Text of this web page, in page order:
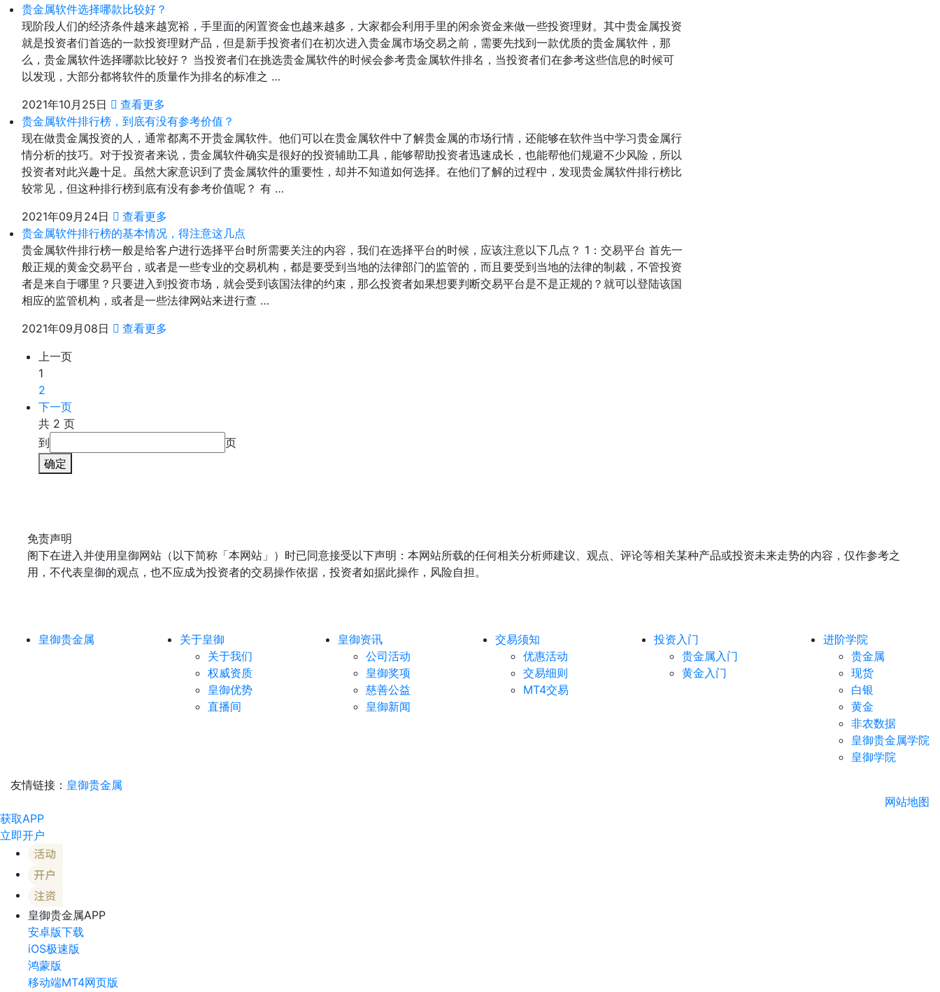
贵金属软件选择哪款比较好？
现阶段人们的经济条件越来越宽裕，手里面的闲置资金也越来越多，大家都会利用手里的闲余资金来做一些投资理财。其中贵金属投资
就是投资者们首选的一款投资理财产品，但是新手投资者们在初次进入贵金属市场交易之前，需要先找到一款优质的贵金属软件，那
么，贵金属软件选择哪款比较好？ 当投资者们在挑选贵金属软件的时候会参考贵金属软件排名，当投资者们在参考这些信息的时候可
以发现，大部分都将软件的质量作为排名的标准之 …
2021年10月25日
查看更多
贵金属软件排行榜，到底有没有参考价值？
现在做贵金属投资的人，通常都离不开贵金属软件。他们可以在贵金属软件中了解贵金属的市场行情，还能够在软件当中学习贵金属行
情分析的技巧。对于投资者来说，贵金属软件确实是很好的投资辅助工具，能够帮助投资者迅速成长，也能帮他们规避不少风险，所以
投资者对此兴趣十足。虽然大家意识到了贵金属软件的重要性，却并不知道如何选择。在他们了解的过程中，发现贵金属软件排行榜比
较常见，但这种排行榜到底有没有参考价值呢？ 有 …
2021年09月24日
查看更多
贵金属软件排行榜的基本情况，得注意这几点
贵金属软件排行榜一般是给客户进行选择平台时所需要关注的内容，我们在选择平台的时候，应该注意以下几点？ 1：交易平台 首先一
般正规的黄金交易平台，或者是一些专业的交易机构，都是要受到当地的法律部门的监管的，而且要受到当地的法律的制裁，不管投资
者是来自于哪里？只要进入到投资市场，就会受到该国法律的约束，那么投资者如果想要判断交易平台是不是正规的？就可以登陆该国
相应的监管机构，或者是一些法律网站来进行查 …
2021年09月08日
查看更多
上一页
1
2
下一页
共 2 页
到
页
确定
免责声明
阁下在进入并使用皇御网站（以下简称「本网站」）时已同意接受以下声明：本网站所载的任何相关分析师建议、观点、评论等相关某种产品或投资未来走势的内容，仅作参考之
用，不代表皇御的观点，也不应成为投资者的交易操作依据，投资者如据此操作，风险自担。
皇御贵金属
关于皇御
关于我们
权威资质
皇御优势
直播间
皇御资讯
公司活动
皇御奖项
慈善公益
皇御新闻
交易须知
优惠活动
交易细则
MT4交易
投资入门
贵金属入门
黄金入门
进阶学院
贵金属
现货
白银
黄金
非农数据
皇御贵金属学院
皇御学院
友情链接： 皇御贵金属
网站地图
获取APP
立即开户
皇御贵金属APP
安卓版下载
iOS极速版
鸿蒙版
移动端MT4网页版